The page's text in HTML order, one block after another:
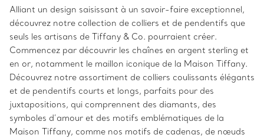
Alliant un design saisissant à un savoir-faire exceptionnel,
découvrez notre collection de colliers et de pendentifs que
seuls les artisans de Tiffany & Co. pourraient créer.
Commencez par découvrir les chaînes en argent sterling et
en or, notamment le maillon iconique de la Maison Tiffany.
Découvrez notre assortiment de colliers coulissants élégants
et de pendentifs courts et longs, parfaits pour des
juxtapositions, qui comprennent des diamants, des
symboles d’amour et des motifs emblématiques de la
Maison Tiffany, comme nos motifs de cadenas, de nœuds